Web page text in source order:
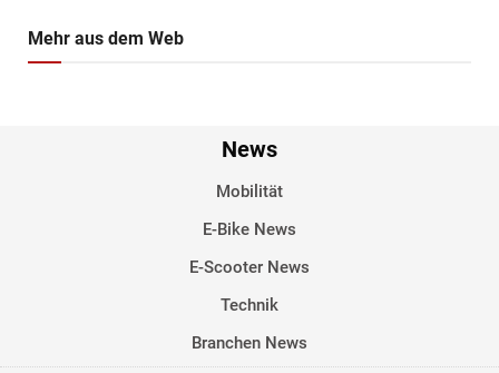
Mehr aus dem Web
News
Mobilität
E-Bike News
E-Scooter News
Technik
Branchen News